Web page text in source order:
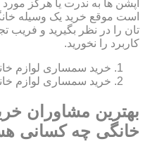
آپشن ها به ندرت یا هرگز مورد
است موقع خرید یک وسیله
تان را در نظر بگیرید و
کاربرد را نخورید.
خرید سمساری لوازم
خرید سمساری لوازم
بهترین مشاوران
خانگی چه کسانی